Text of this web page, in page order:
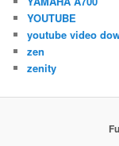
YOUTUBE
youtube video
zen
zenity